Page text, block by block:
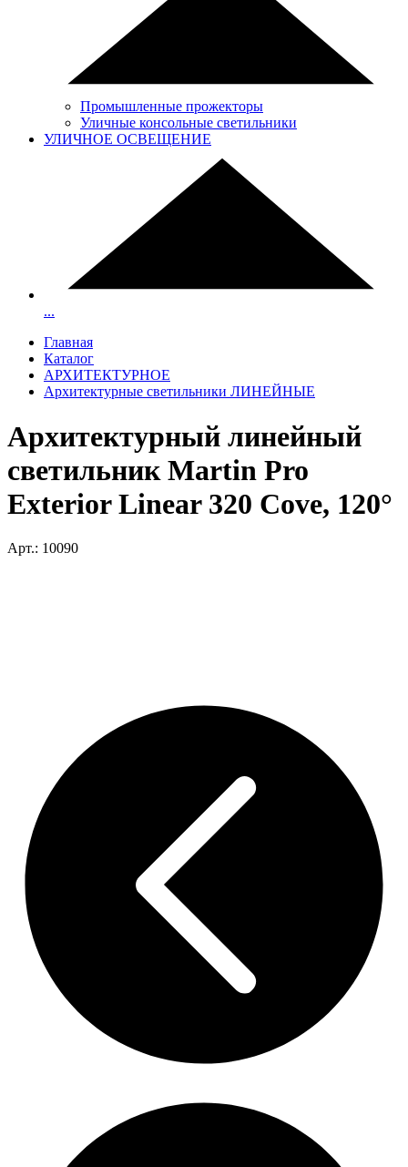
Промышленные прожекторы
Уличные консольные светильники
УЛИЧНОЕ ОСВЕЩЕНИЕ
...
Главная
Каталог
АРХИТЕКТУРНОЕ
Архитектурные светильники ЛИНЕЙНЫЕ
Архитектурный линейный
светильник Martin Pro
Exterior Linear 320 Cove, 120°
Арт.: 10090